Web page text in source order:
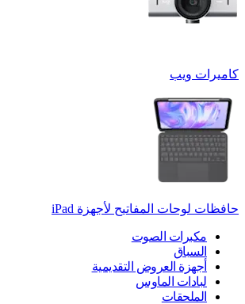
كاميرات ويب
حافظات لوحات المفاتيح لأجهزة ‏iPad
مكبرات الصوت
السباق
أجهزة العروض التقديمية
لبادات الماوس
الملحقات